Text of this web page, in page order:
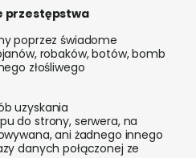
przestępstwa
poprzez świadome
robaków, botów, bomb
złośliwego
uzyskania
do strony, serwera, na
ani żadnego innego
danych połączonej ze